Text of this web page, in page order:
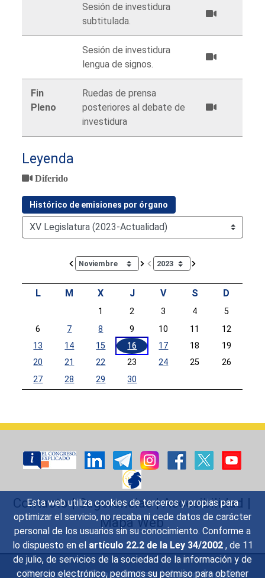
Esta web utiliza cookies de terceros y propias para
optimizar el servicio, no recaba ni cede datos de carácter
personal de los usuarios sin su conocimiento. Conforme a
lo dispuesto en el artículo 22.2 de la Ley 34/2002 , de 11
de julio, de servicios de la sociedad de la información y de
comercio electrónico, pedimos su permiso para obtener
Sesión de investidura
subtitulada.
Sesión de investidura
lengua de signos.
Fin
Pleno
Ruedas de prensa
posteriores al debate de
investidura
Leyenda
Diferido
Histórico de emisiones por órgano
Calendar io de actividades. Doce Legislatura
L M X J V S D
1 2 3 4
5
6
7 8 9 10 11
12
13
14 15 16 17 18
19
20
21 22 23 24 25
26
27
28 29 30
Contacto|Sugerencias|Accesibilidad |
Mapa Web
Preguntas Frecuentes|Aviso legal|